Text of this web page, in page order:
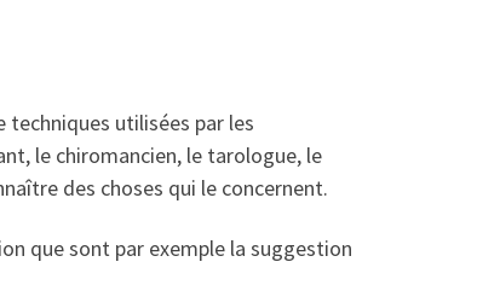
techniques utilisées par les
le chiromancien, le tarologue, le
des choses qui le concernent.
que sont par exemple la suggestion